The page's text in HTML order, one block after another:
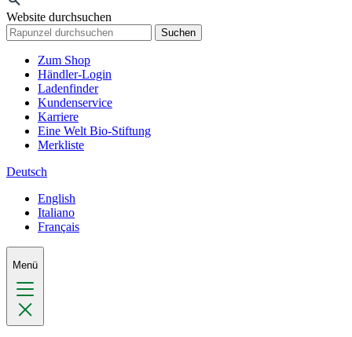
Website durchsuchen
Suchen
Zum Shop
Händler-Login
Ladenfinder
Kundenservice
Karriere
Eine Welt Bio-Stiftung
Merkliste
Deutsch
English
Italiano
Français
Menü